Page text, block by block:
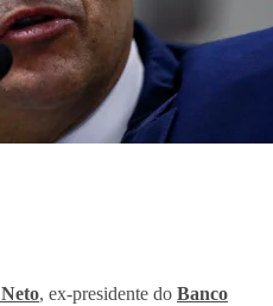
, ex-presidente do Banco